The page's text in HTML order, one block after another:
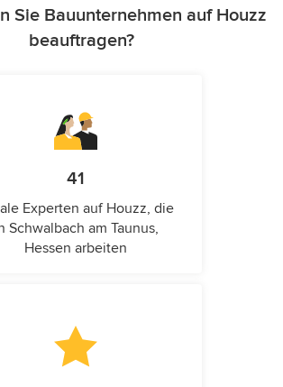
Sie Bauunternehmen auf Houzz
beauftragen?
41
Experten auf Houzz, die
Schwalbach am Taunus,
Hessen arbeiten